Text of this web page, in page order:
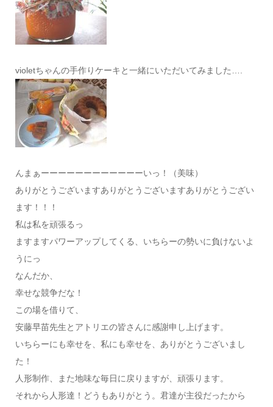
violetちゃんの手作りケーキと一緒にいただいてみました….
んまぁーーーーーーーーーーーーいっ！（美味）
ありがとうございますありがとうございますありがとうござい
ます！！！
私は私を頑張るっ
ますますパワーアップしてくる、いちらーの勢いに負けないよ
うにっ
なんだか、
幸せな競争だな！
この場を借りて、
安藤早苗先生とアトリエの皆さんに感謝申し上げます。
いちらーにも幸せを、私にも幸せを、ありがとうございまし
た！
人形制作、また地味な毎日に戻りますが、頑張ります。
それから人形達！どうもありがとう。君達が主役だったから